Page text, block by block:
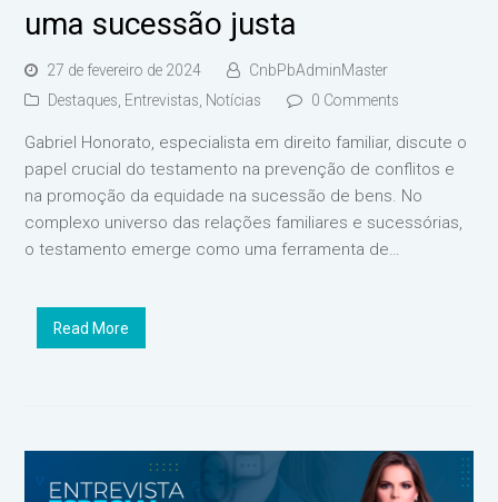
uma sucessão justa
27 de fevereiro de 2024
CnbPbAdminMaster
Destaques, Entrevistas, Notícias 0 Comments
Gabriel Honorato, especialista em direito familiar, discute o
papel crucial do testamento na prevenção de conflitos e
na promoção da equidade na sucessão de bens. No
complexo universo das relações familiares e sucessórias,
o testamento emerge como uma ferramenta de…
Read More